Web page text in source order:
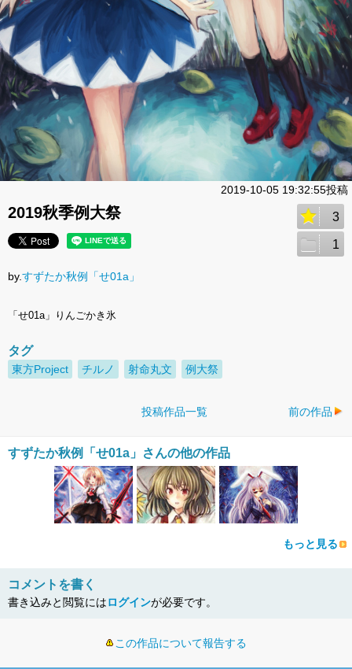
2019-10-05 19:32:55投稿
2019秋季例大祭 3
1
by.すずたか秋例「せ01a」
「せ01a」りんごかき氷
タグ
東方Project チルノ 射命丸文 例大祭
投稿作品一覧 前の作品
すずたか秋例「せ01a」さんの他の作品
もっと見る
コメントを書く
書き込みと閲覧にはログインが必要です。
この作品について報告する